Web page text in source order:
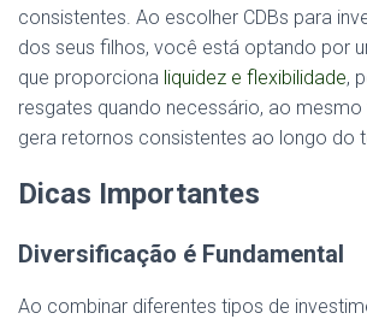
consistentes. Ao escolher CDBs para
dos seus filhos, você está optando por
que proporciona liquidez e flexibilidade,
resgates quando necessário, ao
gera retornos consistentes ao longo do
Dicas Importantes
Diversificação é Fundamental
Ao combinar diferentes tipos de